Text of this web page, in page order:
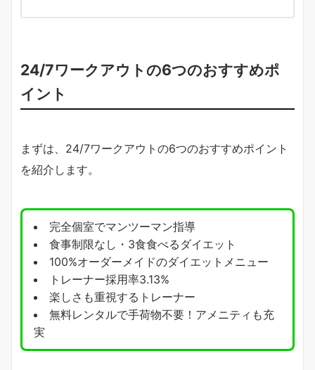
24/7ワークアウトの6つのおすすめポ
イント
まずは、24/7ワークアウトの6つのおすすめポイント
を紹介します。
完全個室でマンツーマン指導
食事制限なし・3食食べるダイエット
100%オーダーメイドのダイエットメニュー
トレーナー採用率3.13%
楽しさも重視するトレーナー
無料レンタルで手荷物不要！アメニティも充
実